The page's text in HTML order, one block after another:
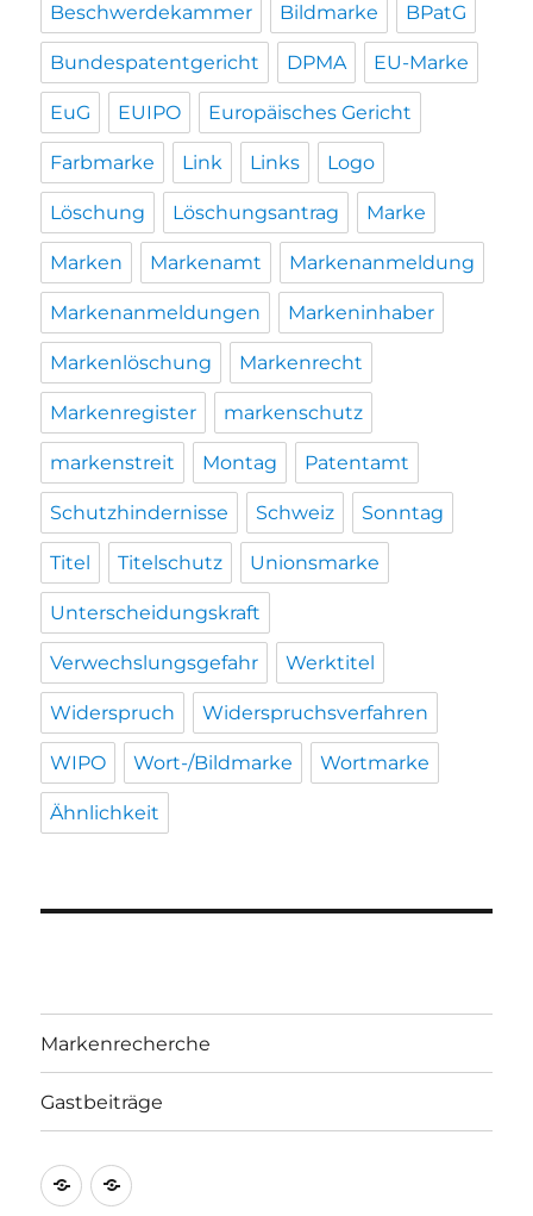
Beschwerdekammer Bildmarke BPatG
Bundespatentgericht DPMA EU-Marke
EuG EUIPO Europäisches Gericht
Farbmarke Link Links Logo
Löschung Löschungsantrag Marke
Marken Markenamt Markenanmeldung
Markenanmeldungen Markeninhaber
Markenlöschung Markenrecht
Markenregister markenschutz
markenstreit Montag Patentamt
Schutzhindernisse Schweiz Sonntag
Titel Titelschutz Unionsmarke
Unterscheidungskraft
Verwechslungsgefahr Werktitel
Widerspruch Widerspruchsverfahren
WIPO Wort-/Bildmarke Wortmarke
Ähnlichkeit
Markenrecherche
Gastbeiträge
Markenrecherche
Gastbeiträge